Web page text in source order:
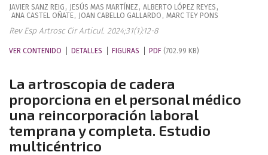
JAVIER SANZ REIG , JESÚS MAS MARTÍNEZ , ALBERTO LÓPEZ REYES ,
ANA CASTEL OÑATE, JOAN CABELLO GALLARDO , MARC TEY PONS
Rev Esp Artrosc Cir Articul. 2024;31(1):12-8
VER CONTENIDO DETALLES FIGURAS PDF (702.99 KB)
La artroscopia de cadera
proporciona en el personal médico
una reincorporación laboral
temprana y completa. Estudio
multicéntrico